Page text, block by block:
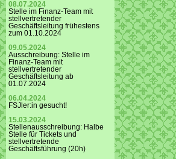
08.07.2024
Stelle im Finanz-Team mit
stellvertretender
Geschäftsleitung frühestens
zum 01.10.2024
09.05.2024
Ausschreibung: Stelle im
Finanz-Team mit
stellvertretender
Geschäftsleitung ab
01.07.2024
06.04.2024
FSJler:in gesucht!
15.03.2024
Stellenausschreibung: Halbe
Stelle für Tickets und
stellvertretende
Geschäftsführung (20h)